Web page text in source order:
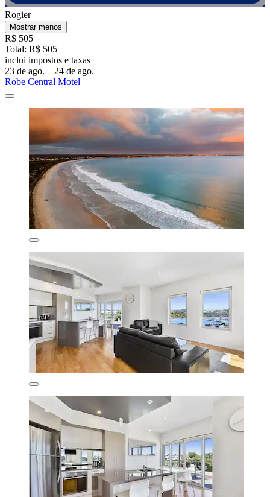
Rogier
Mostrar menos
R$ 505
Total: R$ 505
inclui impostos e taxas
23 de ago. – 24 de ago.
Robe Central Motel